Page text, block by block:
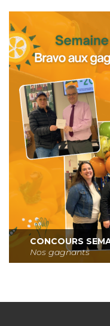
CONCOURS
Nos gagnants